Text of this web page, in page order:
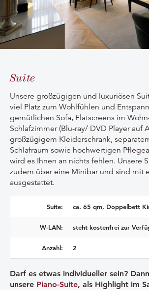
Suite
Unsere großzügigen und luxuriösen
viel Platz zum Wohlfühlen und
gemütlichen Sofa, Flatscreens im
Schlafzimmer (Blu-ray/ DVD Player auf
großzügigem Kleiderschrank,
Schlafraum sowie hochwertigen
wird es Ihnen an nichts fehlen. Unsere
zudem über eine Minibar und sind mit
ausgestattet.
Suite: ca. 65 qm, Doppelbett
W-LAN: steht kostenfrei zur
Anzahl: 2
Darf es etwas individueller sein?
unsere Piano-Suite, als Highlight im